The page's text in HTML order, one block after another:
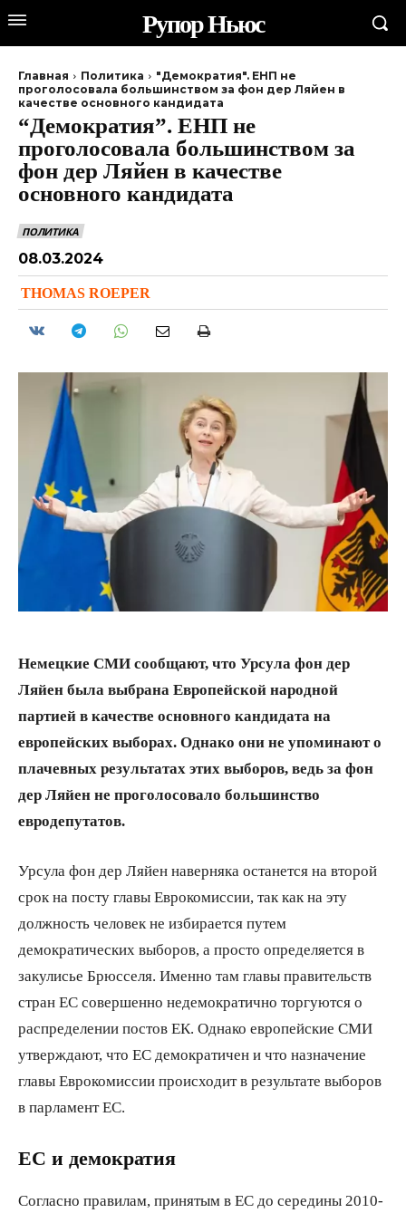
Рупор Ньюс
Главная Политика
"Демократия". ЕНП не
проголосовала большинством за фон дер Ляйен в
качестве основного кандидата
“Демократия”. ЕНП не
проголосовала большинством за
фон дер Ляйен в качестве
основного кандидата
ПОЛИТИКА
08.03.2024
THOMAS ROEPER
Немецкие СМИ сообщают, что Урсула фон дер
Ляйен была выбрана Европейской народной
партией в качестве основного кандидата на
европейских выборах. Однако они не упоминают о
плачевных результатах этих выборов, ведь за фон
дер Ляйен не проголосовало большинство
евродепутатов.
Урсула фон дер Ляйен наверняка останется на второй
срок на посту главы Еврокомиссии, так как на эту
должность человек не избирается путем
демократических выборов, а просто определяется в
закулисье Брюсселя. Именно там главы правительств
стран ЕС совершенно недемократично торгуются о
распределении постов ЕК. Однако европейские СМИ
утверждают, что ЕС демократичен и что назначение
главы Еврокомиссии происходит в результате выборов
в парламент ЕС.
ЕС и демократия
Согласно правилам, принятым в ЕС до середины 2010-